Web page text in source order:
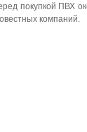
покупкой ПВХ
компаний.